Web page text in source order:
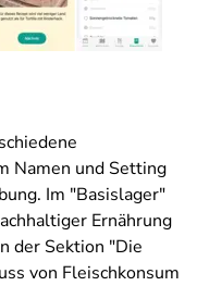
Namen und Setting
Im "Basislager"
Ernährung
der Sektion "Die
von Fleischkonsum